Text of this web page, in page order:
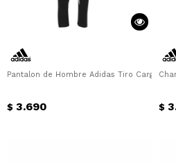
Pantalon de Hombre Adidas Tiro Cargo
$ 3.690 $